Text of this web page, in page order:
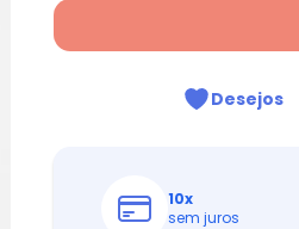
Desejos
10x
sem juros